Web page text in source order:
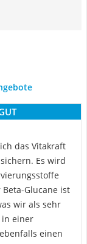
das Vitakraft
Es wird
Glucane ist
wir als sehr
in einer
einen